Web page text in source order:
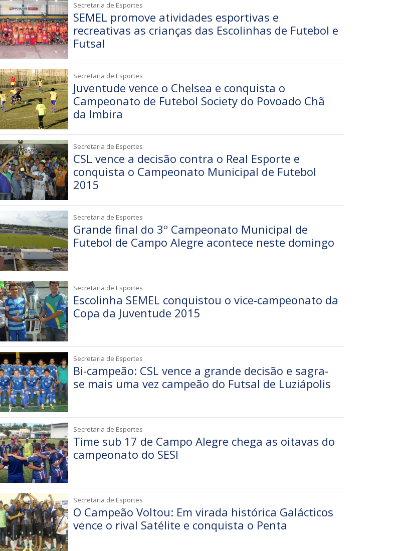
Secretaria de Esportes
SEMEL promove atividades esportivas e
recreativas as crianças das Escolinhas de Futebol e
Futsal
Secretaria de Esportes
Juventude vence o Chelsea e conquista o
Campeonato de Futebol Society do Povoado Chã
da Imbira
Secretaria de Esportes
CSL vence a decisão contra o Real Esporte e
conquista o Campeonato Municipal de Futebol
2015
Secretaria de Esportes
Grande final do 3º Campeonato Municipal de
Futebol de Campo Alegre acontece neste domingo
Secretaria de Esportes
Escolinha SEMEL conquistou o vice-campeonato da
Copa da Juventude 2015
Secretaria de Esportes
Bi-campeão: CSL vence a grande decisão e sagra-
se mais uma vez campeão do Futsal de Luziápolis
Secretaria de Esportes
Time sub 17 de Campo Alegre chega as oitavas do
campeonato do SESI
Secretaria de Esportes
O Campeão Voltou: Em virada histórica Galácticos
vence o rival Satélite e conquista o Penta